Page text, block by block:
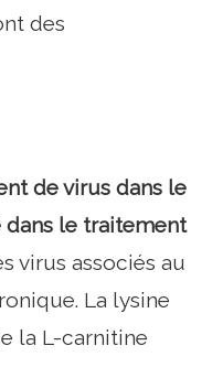
des
de virus dans le
le traitement
virus associés au
La lysine
la L-carnitine